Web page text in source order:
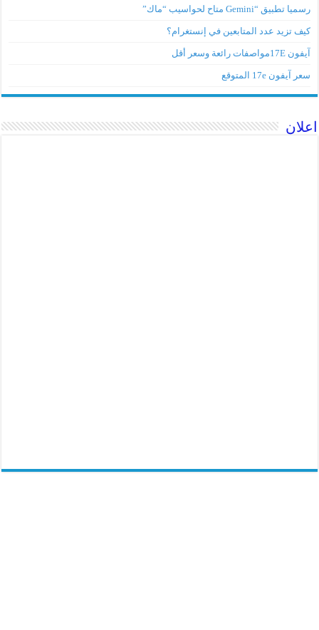
رسميا تطبيق “Gemini متاح لحواسيب “ماك”
كيف تزيد عدد المتابعين في إنستغرام؟
آيفون 17Eمواصفات رائعة وسعر أقل
سعر آيفون 17e المتوقع
اعلان